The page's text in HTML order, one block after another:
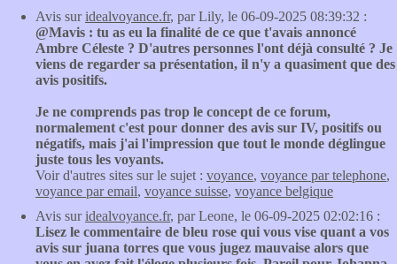
Avis suridealvoyance.fr, par Lily, le 06-09-2025 08:39:32 :
@Mavis : tu as eu la finalité de ce que t'avais annoncé
Ambre Céleste ? D'autres personnes l'ont déjà consulté ? Je
viens de regarder sa présentation, il n'y a quasiment que des
avis positifs.
Je ne comprends pas trop le concept de ce forum,
normalement c'est pour donner des avis sur IV, positifs ou
négatifs, mais j'ai l'impression que tout le monde déglingue
juste tous les voyants.
Voir d'autres sites sur le sujet : voyance, voyance par telephone,
voyance par email, voyance suisse, voyance belgique
Avis suridealvoyance.fr, par Leone, le 06-09-2025 02:02:16 :
Lisez le commentaire de bleu rose qui vous vise quant a vos
avis sur juana torres que vous jugez mauvaise alors que